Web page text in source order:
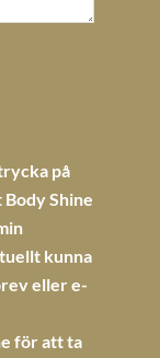
på
Body Shine
kunna
eller e-
för att ta